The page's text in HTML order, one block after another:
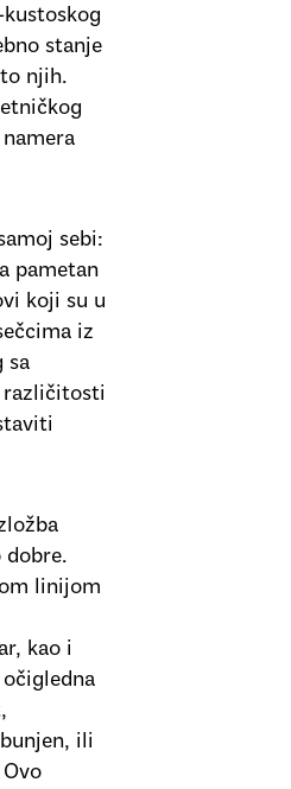
stanje
njih.
sebi:
pametan
koji su u
iz
sa
različitosti
dobre.
linijom
kao i
ili